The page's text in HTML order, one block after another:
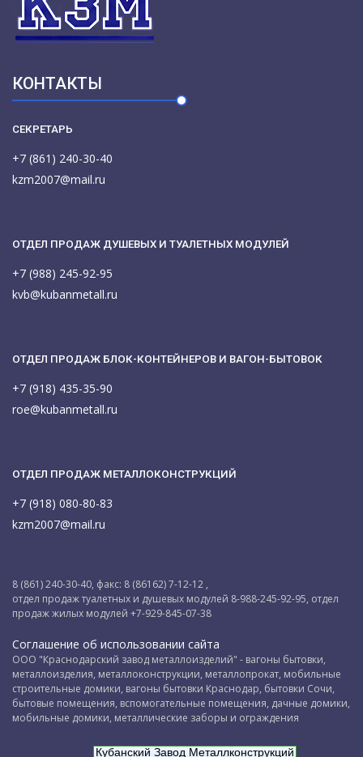
КОНТАКТЫ
СЕКРЕТАРЬ
+7 (861) 240-30-40
kzm2007@mail.ru
ОТДЕЛ ПРОДАЖ ДУШЕВЫХ И ТУАЛЕТНЫХ МОДУЛЕЙ
+7 (988) 245-92-95
kvb@kubanmetall.ru
ОТДЕЛ ПРОДАЖ БЛОК-КОНТЕЙНЕРОВ И ВАГОН-БЫТОВОК
+7 (918) 435-35-90
roe@kubanmetall.ru
ОТДЕЛ ПРОДАЖ МЕТАЛЛОКОНСТРУКЦИЙ
+7 (918) 080-80-83
kzm2007@mail.ru
8 (861) 240-30-40, факс: 8 (86162) 7-12-12 ,
отдел продаж туалетных и душевых модулей 8-988-245-92-95, отдел
продаж жилых модулей +7-929-845-07-38
Соглашение об использовании сайта
ООО "Краснодарский завод металлоизделий" - вагоны бытовки,
металлоизделия, металлоконструкции, металлопрокат, мобильные
строительные домики, вагоны бытовки Краснодар, бытовки Сочи,
бытовые помещения, вспомогательные помещения, дачные домики,
мобильные домики, металлические заборы и ограждения
Кубанский Завод Металлконструкций